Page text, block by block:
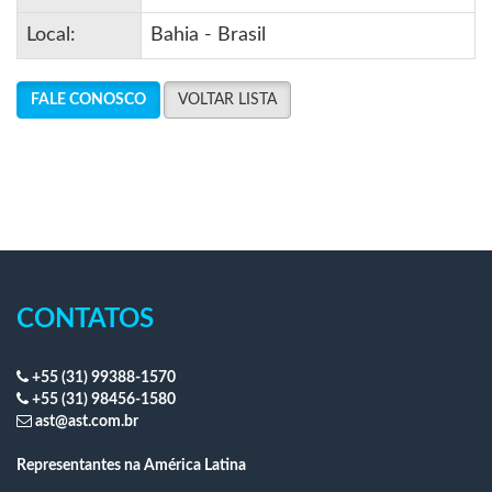
Local: Bahia - Brasil
FALE CONOSCO VOLTAR LISTA
CONTATOS
+55 (31) 99388-1570
+55 (31) 98456-1580
ast@ast.com.br
Representantes na América Latina